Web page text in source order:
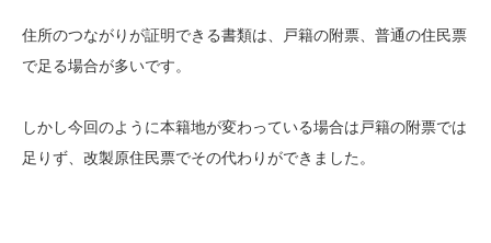
住所のつながりが証明できる書類は、戸籍の附票、普通の住民票
で足る場合が多いです。
しかし今回のように本籍地が変わっている場合は戸籍の附票では
足りず、改製原住民票でその代わりができました。